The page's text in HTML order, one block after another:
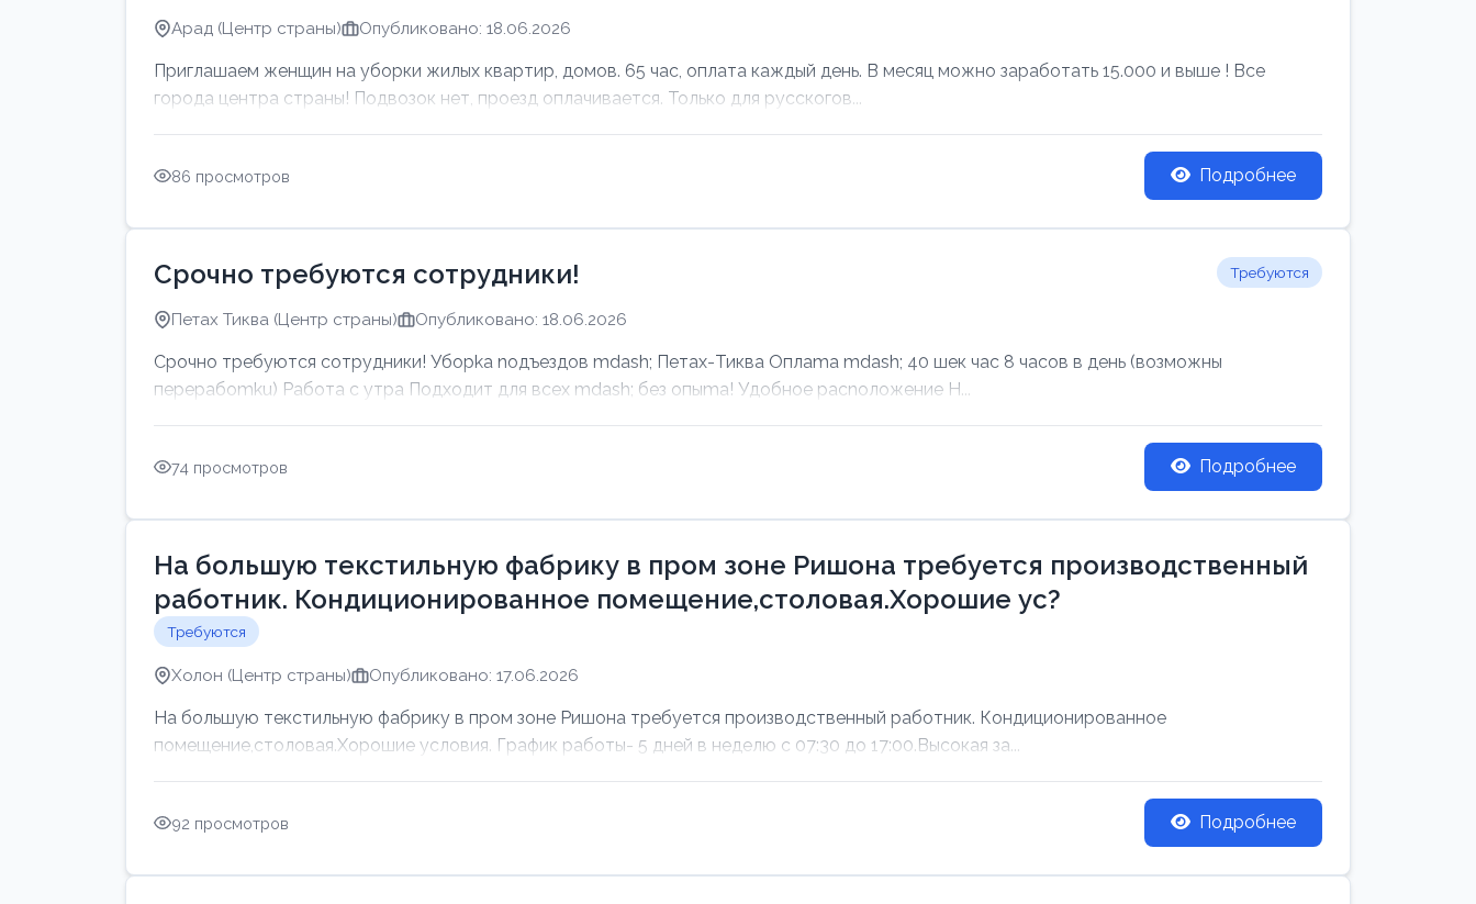
Арад (Центр страны) Опубликовано: 18.06.2026
Приглашаем женщин на уборки жилых квартир, домов. 65 час, оплата каждый день. В месяц можно заработать 15.000 и выше ! Все
города центра страны! Подвозок нет, проезд оплачивается. Только для русскогов...
86 просмотров Подробнее
Срочно требуются сотрудники! Требуются
Петах Тиква (Центр страны) Опубликовано: 18.06.2026
Срочно требуются сотрудники! Убоpkа noдъездов mdash; Петах-Тиква Оплаma mdash; 40 шек час 8 часов в день (возможны
перерабоmku) Работа с утpa Подходит для всех mdash; без опыma! Удобное раcnoложение Н...
74 просмотров Подробнее
На большую текстильную фабрику в пром зоне Ришона требуется производственный
работник. Кондиционированное помещение,столовая.Хорошие ус?
Требуются
Холон (Центр страны) Опубликовано: 17.06.2026
На большую текстильную фабрику в пром зоне Ришона требуется производственный работник. Кондиционированное
помещение,столовая.Хорошие условия. График работы- 5 дней в неделю с 07:30 до 17:00.Высокая за...
92 просмотров Подробнее